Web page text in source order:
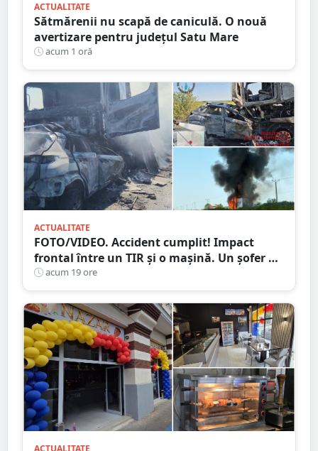
ACTUALITATE
Sătmărenii nu scapă de caniculă. O nouă
avertizare pentru județul Satu Mare
acum 1 oră
ACTUALITATE
FOTO/VIDEO. Accident cumplit! Impact
frontal între un TIR și o mașină. Un șofer a
murit carbonizat
acum 19 ore